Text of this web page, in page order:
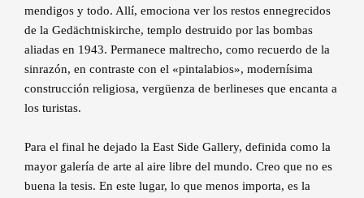
mendigos y todo. Allí, emociona ver los restos ennegrecidos
de la Gedächtniskirche, templo destruido por las bombas
aliadas en 1943. Permanece maltrecho, como recuerdo de la
sinrazón, en contraste con el «pintalabios», modernísima
construcción religiosa, vergüenza de berlineses que encanta a
los turistas.
Para el final he dejado la East Side Gallery, definida como la
mayor galería de arte al aire libre del mundo. Creo que no es
buena la tesis. En este lugar, lo que menos importa, es la